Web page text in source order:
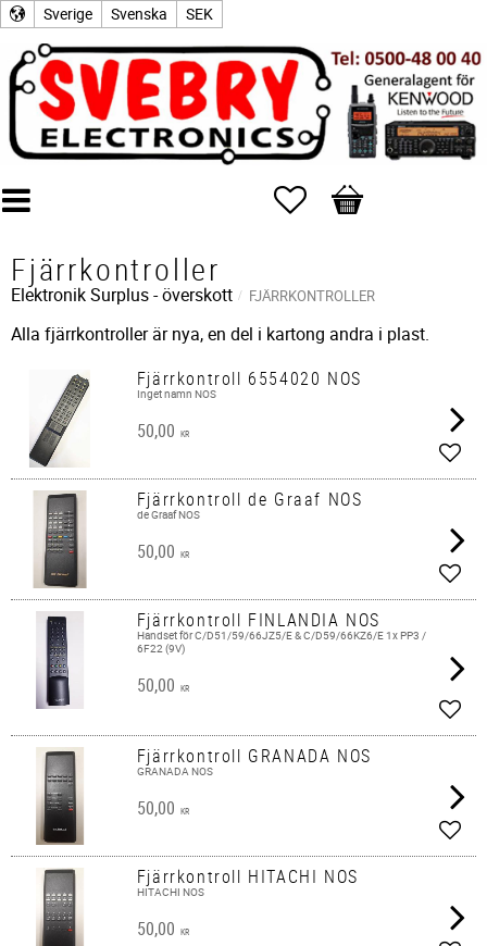
Sverige Svenska SEK
Favoriter
Kundvagn
Fjärrkontroller
Elektronik Surplus - överskott FJÄRRKONTROLLER
Alla fjärrkontroller är nya, en del i kartong andra i plast.
Fjärrkontroll 6554020 NOS
Inget namn NOS
50,00 KR
Fjärrkontroll de Graaf NOS
de Graaf NOS
50,00 KR
Fjärrkontroll FINLANDIA NOS
​Handset för C/D51/59/66JZ5/E & C/D59/66KZ6/E 1x PP3 /
6F22 (9V)
50,00 KR
Fjärrkontroll GRANADA NOS
GRANADA NOS
50,00 KR
Fjärrkontroll HITACHI NOS
HITACHI NOS
50,00 KR